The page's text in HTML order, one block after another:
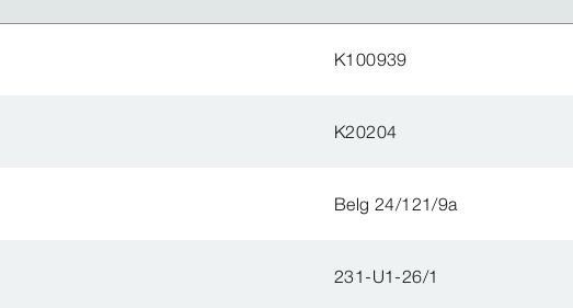
K100939
K20204
Belg 24/121/9a
231-U1-26/1